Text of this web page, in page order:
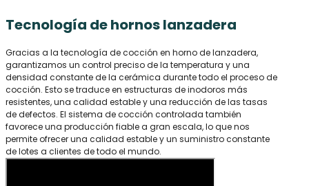
Tecnología de hornos lanzadera
Gracias a la tecnología de cocción en horno de lanzadera,
garantizamos un control preciso de la temperatura y una
densidad constante de la cerámica durante todo el proceso de
cocción. Esto se traduce en estructuras de inodoros más
resistentes, una calidad estable y una reducción de las tasas
de defectos. El sistema de cocción controlada también
favorece una producción fiable a gran escala, lo que nos
permite ofrecer una calidad estable y un suministro constante
de lotes a clientes de todo el mundo.